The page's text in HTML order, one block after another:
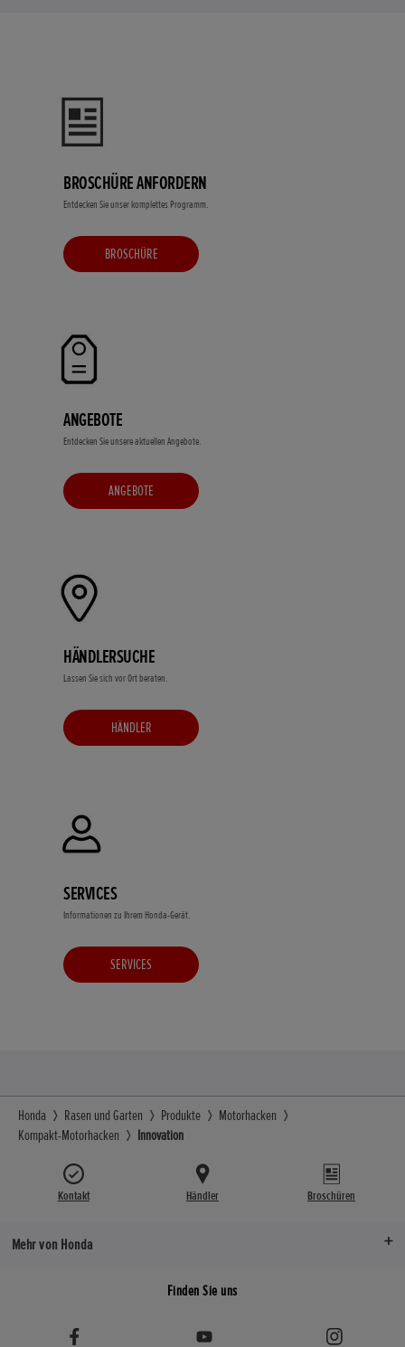
BROSCHÜRE ANFORDERN
Entdecken Sie unser komplettes Programm.
BROSCHÜRE
ANGEBOTE
Entdecken Sie unsere aktuellen Angebote.
ANGEBOTE
HÄNDLERSUCHE
Lassen Sie sich vor Ort beraten.
HÄNDLER
SERVICES
Informationen zu Ihrem Honda-Gerät.
SERVICES
Honda Rasen und Garten Produkte
Motorhacken
Kompakt-Motorhacken
Innovation
Kontakt Händler Broschüren
Mehr von Honda
Finden Sie uns